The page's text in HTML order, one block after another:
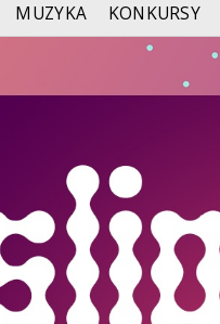
MUZYKA KONKURSY